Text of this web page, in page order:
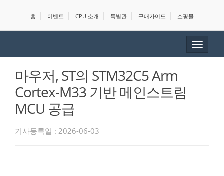
홈 이벤트 CPU 소개 특별관 구매가이드 쇼핑몰
Toggle
마우저, ST의 STM32C5 Arm
Cortex-M33 기반 메인스트림
MCU 공급
기사등록일 : 2026-06-03